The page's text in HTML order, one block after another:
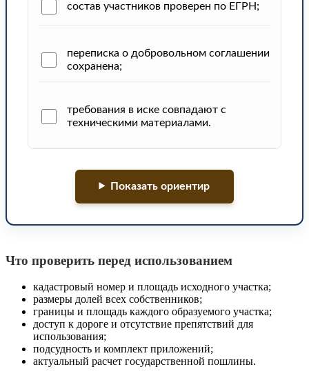
состав участников проверен по ЕГРН;
переписка о добровольном соглашении
сохранена;
требования в иске совпадают с
техническими материалами.
Показать ориентир
Что проверить перед использованием
кадастровый номер и площадь исходного участка;
размеры долей всех собственников;
границы и площадь каждого образуемого участка;
доступ к дороге и отсутствие препятствий для
использования;
подсудность и комплект приложений;
актуальный расчет государственной пошлины.